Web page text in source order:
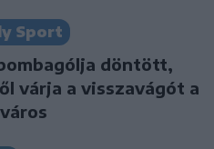
Sport
döntött,
várja a visszavágót a